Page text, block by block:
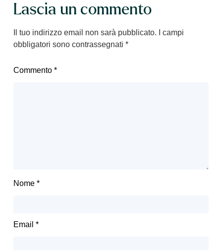
Lascia un commento
Il tuo indirizzo email non sarà pubblicato.
I campi
obbligatori sono contrassegnati *
Commento *
Nome *
Email *